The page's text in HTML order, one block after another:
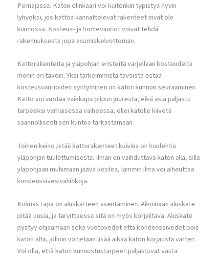
Pernajassa. Katon elinkaari voi kuitenkin typistyä hyvin
lyhyeksi, jos kattoa kannattelevat rakenteet eivät ole
kunnossa. Kosteus- ja homevauriot voivat tehdä
rakennuksesta jopa asumiskelvottoman.
Kattorakenteita ja yläpohjan eristeitä varjellaan kosteudelta
monin eri tavoin. Yksi tärkeimmistä tavoista estää
kosteusvaurioiden syntyminen on katon kunnon seuraaminen.
Katto voi vuotaa vaikkapa piipun juuresta, eikä asia paljastu
tarpeeksi varhaisessa vaiheessa, ellei katolle kiivetä
säännöllisesti sen kuntoa tarkastamaan.
Toinen keino pitää kattorakenteet kuivina on huolehtia
yläpohjan tuulettumisesta. Ilman on vaihduttava katon alla, sillä
yläpohjaan muhimaan jäävä kostea, lämmin ilma voi aiheuttaa
kondenssivesivahinkoja.
Kolmas tapa on aluskatteen asentaminen. Aikoinaan aluskate
pitää uusia, ja tarvittaessa sitä on myös korjailtava. Aluskate
pystyy ohjaamaan sekä vuotovedet että kondenssivedet pois
katon alta, jolloin voitetaan lisää aikaa katon korjausta varten.
Voi olla, että katon kunnostustarpeet paljastuvat vasta